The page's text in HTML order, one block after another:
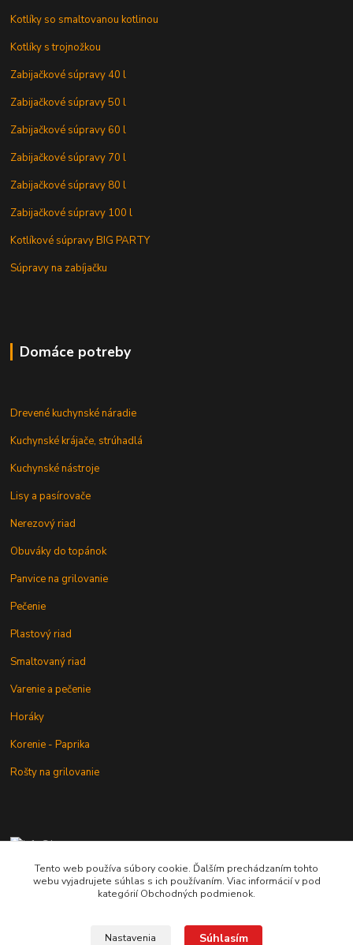
Kotlíky so smaltovanou kotlinou
Kotlíky s trojnožkou
Zabijačkové súpravy 40 l
Zabijačkové súpravy 50 l
Zabijačkové súpravy 60 l
Zabijačkové súpravy 70 l
Zabijačkové súpravy 80 l
Zabijačkové súpravy 100 l
Kotlíkové súpravy BIG PARTY
Súpravy na zabíjačku
Domáce potreby
Drevené kuchynské náradie
Kuchynské krájače, strúhadlá
Kuchynské nástroje
Lisy a pasírovače
Nerezový riad
Obuváky do topánok
Panvice na grilovanie
Pečenie
Plastový riad
Smaltovaný riad
Varenie a pečenie
Horáky
Korenie - Paprika
Rošty na grilovanie
+421 902 212 007
od 8:00 - do 16:00 hod
Tento web používa súbory cookie. Ďalším prechádzaním tohto
webu vyjadrujete súhlas s ich používaním. Viac informácií v pod
kategórií Obchodných podmienok.
Nastavenia Súhlasím